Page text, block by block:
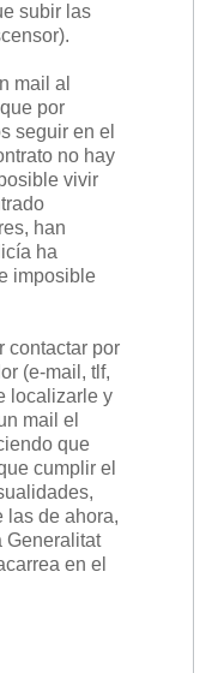
subir las
mail al
por
seguir en el
no hay
vivir
han
ha
imposible
contactar por
(e-mail, tlf,
localizarle y
mail el
que
cumplir el
las de ahora,
Generalitat
en el